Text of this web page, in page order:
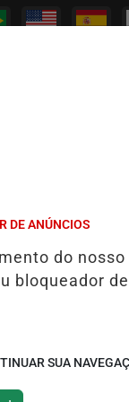
DIREÇÃO PARA
de
DE ANÚNCIOS
do nosso
bloqueador
SUA